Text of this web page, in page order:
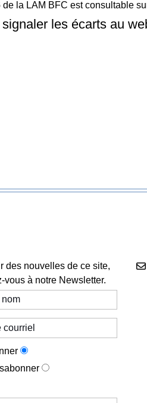
de la LAM BFC est consultable
les écarts au
des nouvelles de ce site,
vous à notre Newsletter.